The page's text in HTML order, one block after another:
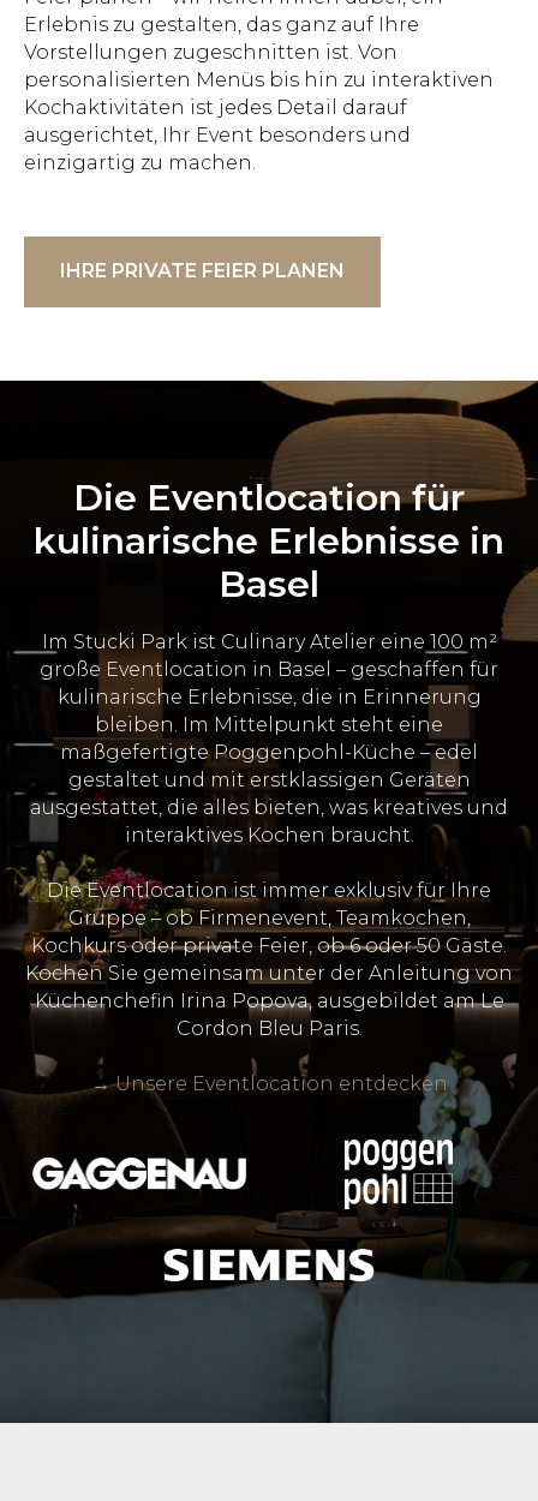
Erlebnis zu gestalten, das ganz auf Ihre
Vorstellungen zugeschnitten ist. Von
personalisierten Menüs bis hin zu interaktiven
Kochaktivitäten ist jedes Detail darauf
ausgerichtet, Ihr Event besonders und
einzigartig zu machen.
IHRE PRIVATE FEIER PLANEN
Die Eventlocation für
kulinarische Erlebnisse in
Basel
Im Stucki Park ist Culinary Atelier eine 100 m²
große Eventlocation in Basel – geschaffen für
kulinarische Erlebnisse, die in Erinnerung
bleiben. Im Mittelpunkt steht eine
maßgefertigte Poggenpohl-Küche – edel
gestaltet und mit erstklassigen Geräten
ausgestattet, die alles bieten, was kreatives und
interaktives Kochen braucht.
Die Eventlocation ist immer exklusiv für Ihre
Gruppe – ob Firmenevent, Teamkochen,
Kochkurs oder private Feier, ob 6 oder 50 Gäste.
Kochen Sie gemeinsam unter der Anleitung von
Küchenchefin Irina Popova, ausgebildet am Le
Cordon Bleu Paris.
→ Unsere Eventlocation entdecken